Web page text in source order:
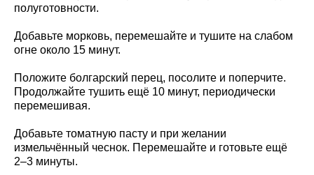
полуготовности.
Добавьте морковь, перемешайте и тушите на слабом
огне около 15 минут.
Положите болгарский перец, посолите и поперчите.
Продолжайте тушить ещё 10 минут, периодически
перемешивая.
Добавьте томатную пасту и при желании
измельчённый чеснок. Перемешайте и готовьте ещё
2–3 минуты.